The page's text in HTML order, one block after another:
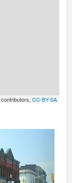
contributors, CC-BY-SA